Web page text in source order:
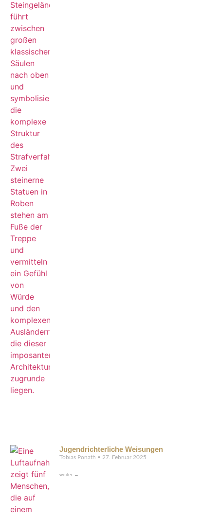
Jugendrichterliche Weisungen
Tobias Ponath 27. Februar 2025
weiter →